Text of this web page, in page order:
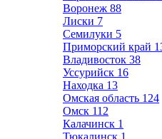
Воронеж 88
Лиски 7
Семилуки 5
Приморский край
Владивосток 38
Уссурийск 16
Находка 13
Омская область 124
Омск 112
Калачинск 1
Тюкалинск 1